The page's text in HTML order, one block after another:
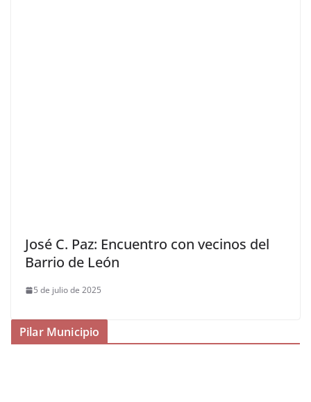
José C. Paz: Encuentro con vecinos del
Barrio de León
5 de julio de 2025
Pilar Municipio